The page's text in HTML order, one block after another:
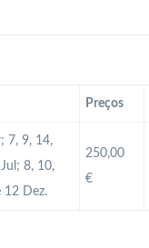
Preços
7, 9, 14,
8, 10,
12 Dez.
250,00
€